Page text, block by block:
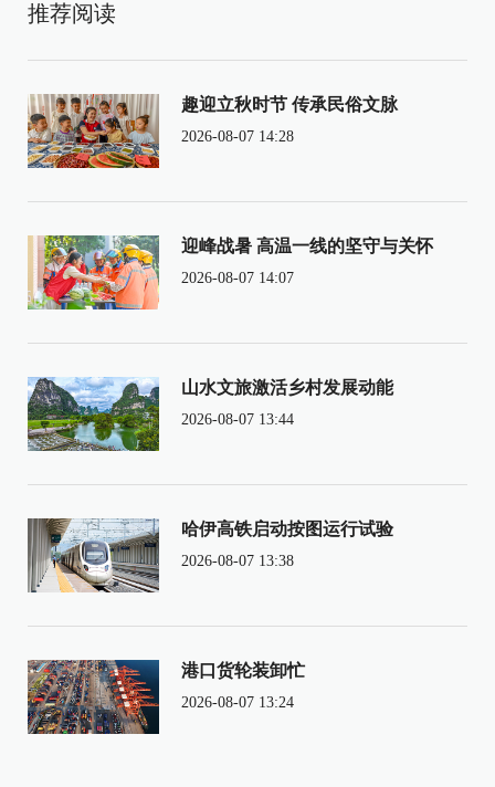
推荐阅读
趣迎立秋时节 传承民俗文脉
2026-08-07 14:28
迎峰战暑 高温一线的坚守与关怀
2026-08-07 14:07
山水文旅激活乡村发展动能
2026-08-07 13:44
哈伊高铁启动按图运行试验
2026-08-07 13:38
港口货轮装卸忙
2026-08-07 13:24